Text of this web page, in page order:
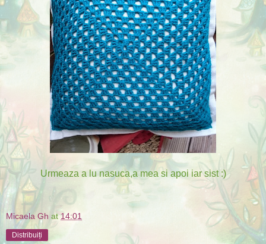
Urmeaza a lu nasuca,a mea si apoi iar sist :)
Micaela Gh at14:01
Distribuiți